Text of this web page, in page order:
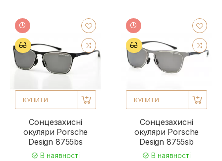
КУПИТИ
Сонцезахисні
окуляри Porsche
Design 8755bs
В наявності
КУПИТИ
Сонцезахисні
окуляри Porsche
Design 8755sb
В наявності